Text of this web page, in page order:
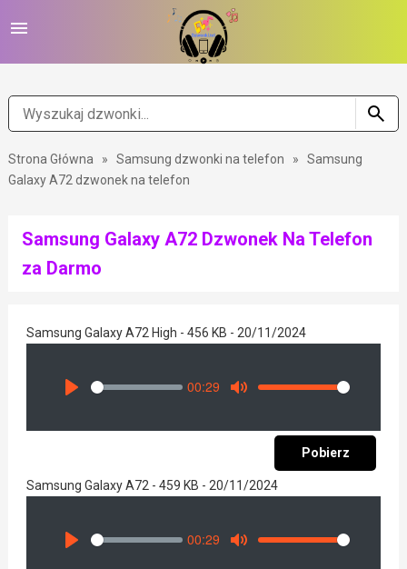
Strona Główna » Samsung dzwonki na telefon »
Samsung
Galaxy A72 dzwonek na telefon
Samsung Galaxy A72 Dzwonek Na Telefon
za Darmo
Samsung Galaxy A72 High - 456 KB - 20/11/2024
Seek
00:29
Volume
Pobierz
Samsung Galaxy A72 - 459 KB - 20/11/2024
Seek
00:29
Volume